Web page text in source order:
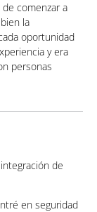
comenzar a
la
oportunidad
y era
personas
de
en seguridad